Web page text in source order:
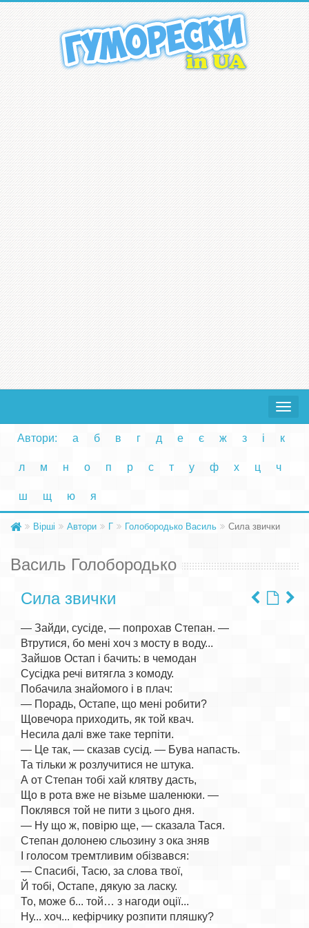
Toggle
Автори: а б в г д е є ж з і к
л м н о п р с т у ф х ц ч
ш щ ю я
Вірші Автори Г Голобородько Василь Сила звички
Василь Голобородько
Сила звички
— Зайди, сусіде, — попрохав Степан. —
Втрутися, бо мені хоч з мосту в воду...
Зайшов Остап і бачить: в чемодан
Сусідка речі витягла з комоду.
Побачила знайомого і в плач:
— Порадь, Остапе, що мені робити?
Щовечора приходить, як той квач.
Несила далі вже таке терпіти.
— Це так, — сказав сусід. — Бува напасть.
Та тільки ж розлучитися не штука.
А от Степан тобі хай клятву дасть,
Що в рота вже не візьме шаленюки. —
Поклявся той не пити з цього дня.
— Ну що ж, повірю ще, — сказала Тася.
Степан долонею сльозину з ока зняв
І голосом тремтливим обізвався:
— Спасибі, Тасю, за слова твої,
Й тобі, Остапе, дякую за ласку.
То, може б... той… з нагоди оції...